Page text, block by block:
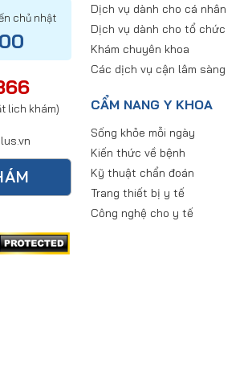
chủ nhật
lich khám)
Dịch vụ dành cho cá nhân
Dịch vụ dành cho tổ chức
Khám chuyên khoa
Các dịch vụ cận lâm sàng
CẨM NANG Y KHOA
Sống khỏe mỗi ngày
Kiến thức về bệnh
Kỹ thuật chẩn đoán
Trang thiết bị y tế
Công nghệ cho y tế